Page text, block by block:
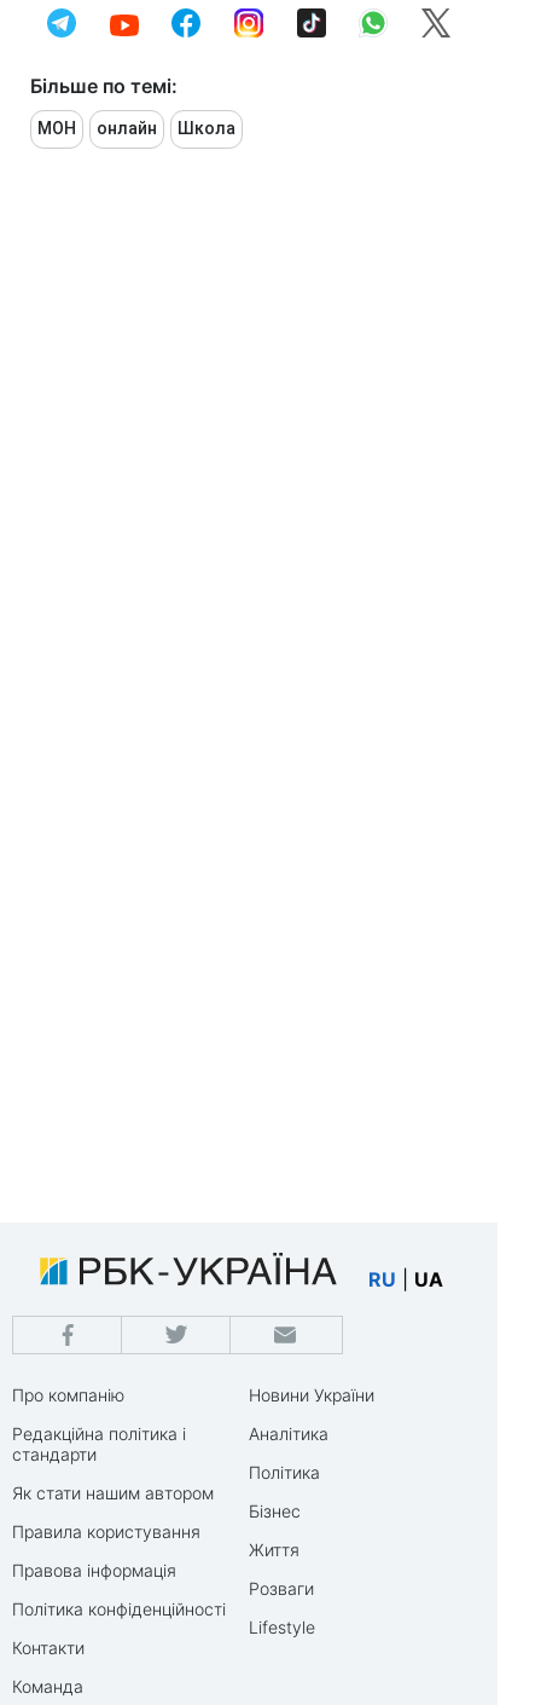
Більше по темі:
МОН онлайн Школа
RU UA
Про компанію
Редакційна політика і
стандарти
Як стати нашим автором
Правила користування
Правова інформація
Політика конфіденційності
Контакти
Команда
Новини України
Аналітика
Політика
Бізнес
Життя
Розваги
Lifestyle